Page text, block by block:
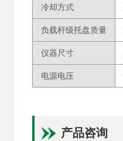
冷却方式
负载杆级托盘质量
仪器尺寸
电源电压
产品咨询